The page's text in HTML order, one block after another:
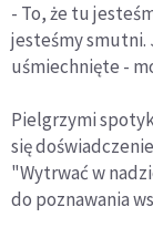
- To, że tu
jesteśmy
uśmiechnięte -
Pielgrzymi
się
"Wytrwać w
do poznawania